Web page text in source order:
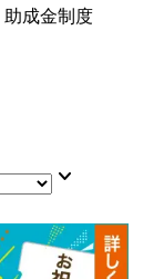
成金制度
keyboard_arrow_down